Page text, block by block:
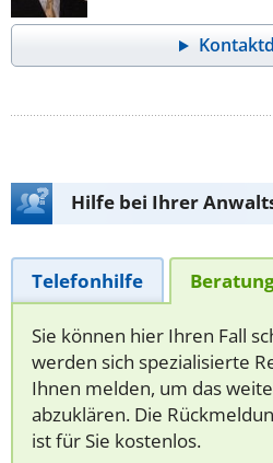
Hilfe bei Ihrer
Telefonhilfe
Sie können hier Ihren Fall
werden sich spezialisierte
Ihnen melden, um das
abzuklären. Die
ist für Sie kostenlos.